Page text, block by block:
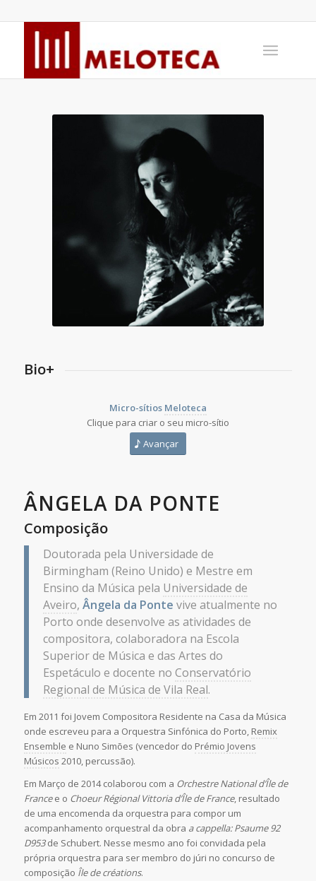
Bio+
Micro-sítios Meloteca
Clique para criar o seu micro-sítio
Avançar
ÂNGELA DA PONTE
Composição
Doutorada pela Universidade de
Birmingham (Reino Unido) e Mestre em
Ensino da Música pela Universidade de
Aveiro, Ângela da Ponte vive atualmente no
Porto onde desenvolve as atividades de
compositora, colaboradora na Escola
Superior de Música e das Artes do
Espetáculo e docente no Conservatório
Regional de Música de Vila Real.
Em 2011 foi Jovem Compositora Residente na Casa da Música
onde escreveu para a Orquestra Sinfónica do Porto, Remix
Ensemble e Nuno Simões (vencedor do Prémio Jovens
Músicos 2010, percussão).
Em Março de 2014 colaborou com a Orchestre National d’Île de
Francee o Choeur Régional Vittoria d’Île de France, resultado
de uma encomenda da orquestra para compor um
acompanhamento orquestral da obra a cappella: Psaume 92
D953de Schubert. Nesse mesmo ano foi convidada pela
própria orquestra para ser membro do júri no concurso de
composição Île de créations.